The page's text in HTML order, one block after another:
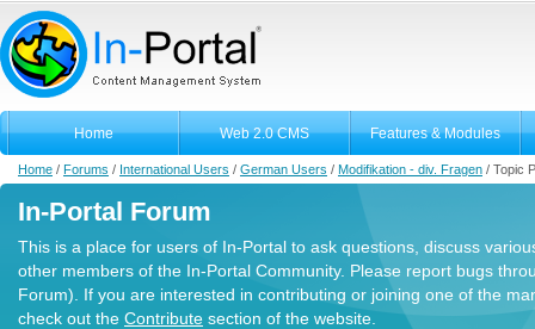
Home Web 2.0 CMS Features & Modules
Home / Forums / International Users / German Users / Modifikation - div. Fragen / Topic
In-Portal Forum
This is a place for users of In-Portal to ask questions, discuss
other members of the In-Portal Community. Please report bugs
Forum). If you are interested in contributing or joining one of the
check out the Contribute section of the website.